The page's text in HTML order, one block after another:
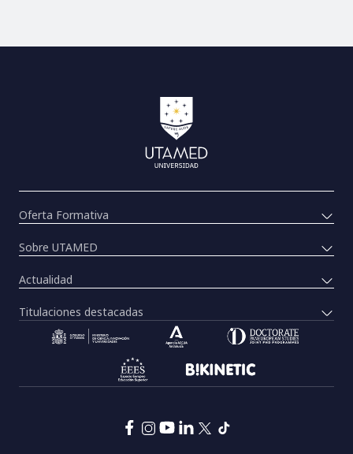
Oferta Formativa
Sobre UTAMED
Actualidad
Titulaciones destacadas